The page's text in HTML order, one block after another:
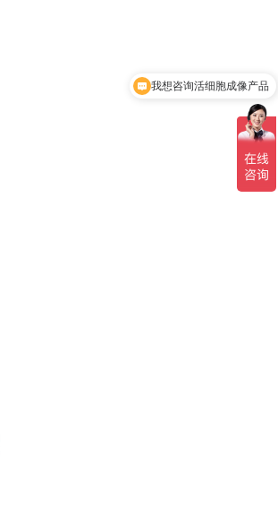
我想咨询细胞无损实时监测产品